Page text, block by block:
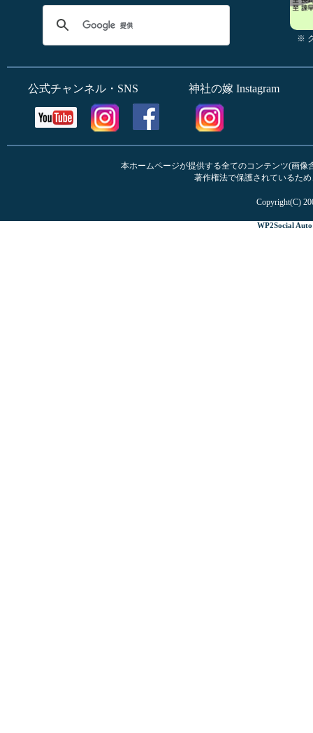
※
公式チャンネル・SNS 神社の嫁 Instagram
本ホームページが提供する全てのコンテンツ(画
著作権法で保護されているた
Copyright(C)
WP2Social